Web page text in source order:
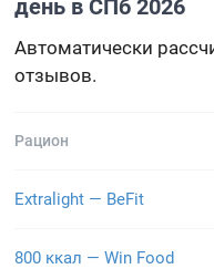
день в СПб 2026
Автоматически
отзывов.
Рацион
Extralight — BeFit
800 ккал — Win Food